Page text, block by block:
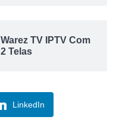
Warez TV IPTV Com
2 Telas
LinkedIn